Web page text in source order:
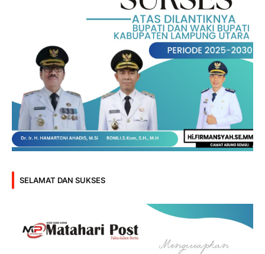
SELAMAT DAN SUKSES